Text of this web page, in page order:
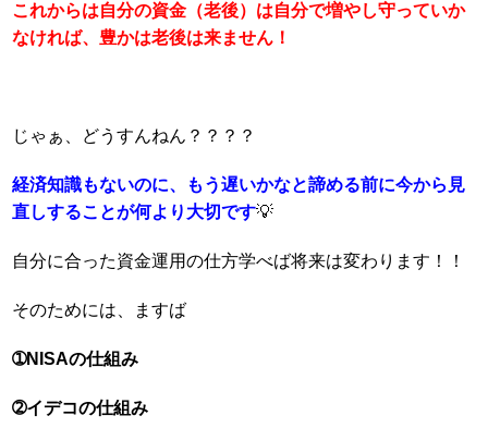
これからは自分の資金（老後）は自分で増やし守っていか
なければ、豊かは老後は来ません！
じゃぁ、どうすんねん？？？？
経済知識もないのに、もう遅いかなと諦める前に今から見
直しすることが何より大切です💡
自分に合った資金運用の仕方学べば将来は変わります！！
そのためには、ますば
➀NISAの仕組み
➁イデコの仕組み